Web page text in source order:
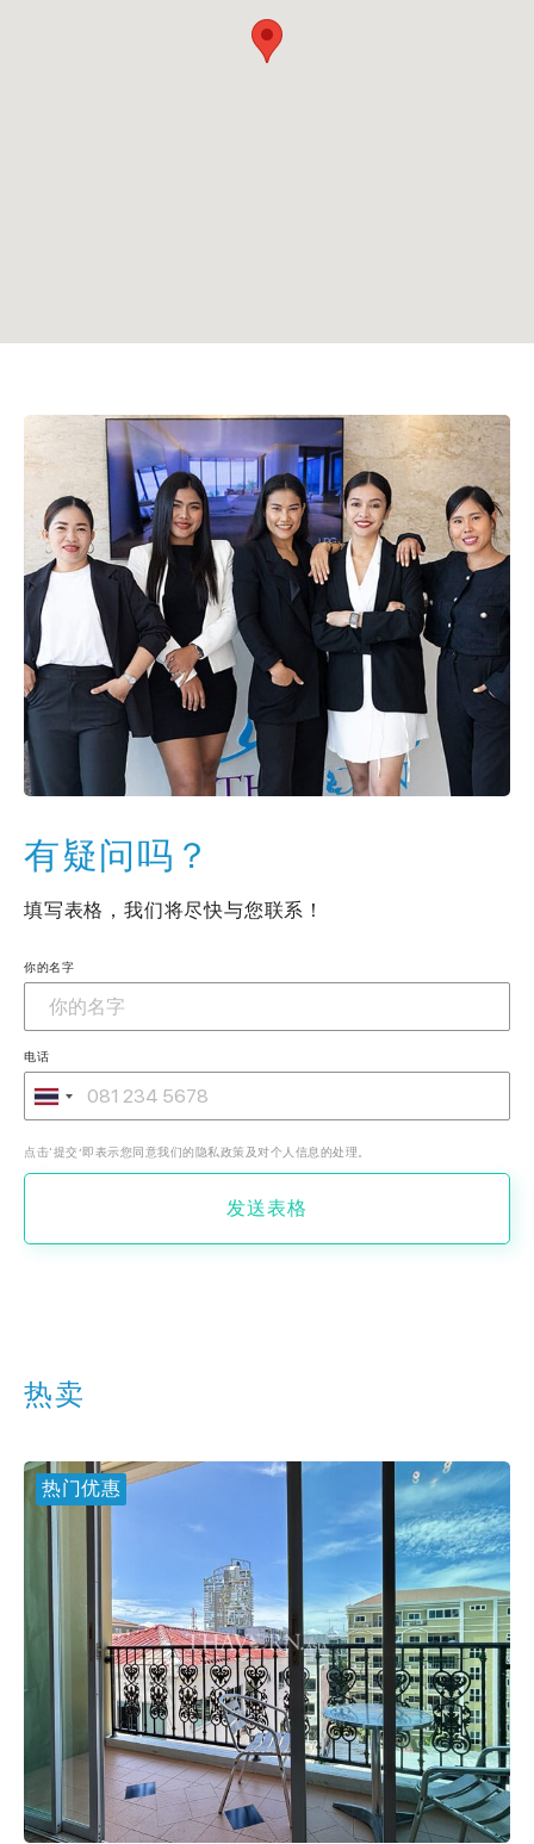
有疑问吗？
填写表格，我们将尽快与您联系！
你的名字
电话
点击‘提交’即表示您同意我们的隐私政策及对个人信息的处理。
发送表格
热卖
热门优惠